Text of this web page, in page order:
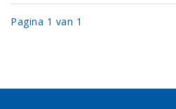
Pagina 1 van 1